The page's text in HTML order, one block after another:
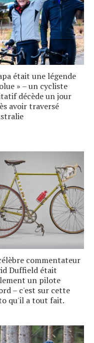
était une légende
» – un cycliste
décède un jour
avoir traversé
commentateur
Duffield était
un pilote
– c'est sur cette
qu'il a tout fait.